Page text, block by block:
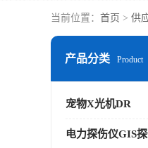
当前位置： 首页 > 供
产品分类 Product
宠物X光机DR
电力探伤仪GIS